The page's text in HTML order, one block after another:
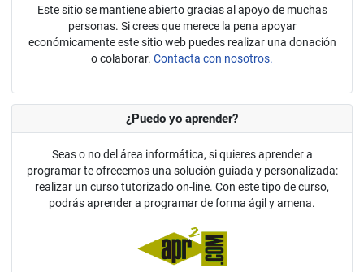
Este sitio se mantiene abierto gracias al apoyo de muchas
personas. Si crees que merece la pena apoyar
económicamente este sitio web puedes realizar una donación
o colaborar. Contacta con nosotros.
¿Puedo yo aprender?
Seas o no del área informática, si quieres aprender a
programar te ofrecemos una solución guiada y personalizada:
realizar un curso tutorizado on-line. Con este tipo de curso,
podrás aprender a programar de forma ágil y amena.